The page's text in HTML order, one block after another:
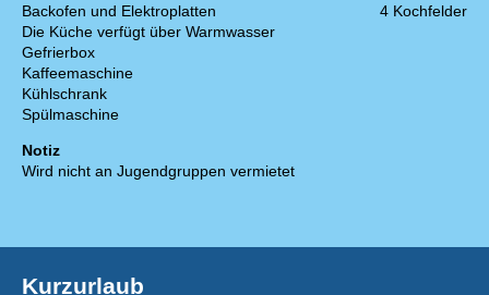
Backofen und Elektroplatten
4 Kochfelder
Die Küche verfügt über Warmwasser
Gefrierbox
Kaffeemaschine
Kühlschrank
Spülmaschine
Notiz
Wird nicht an Jugendgruppen vermietet
Kurzurlaub